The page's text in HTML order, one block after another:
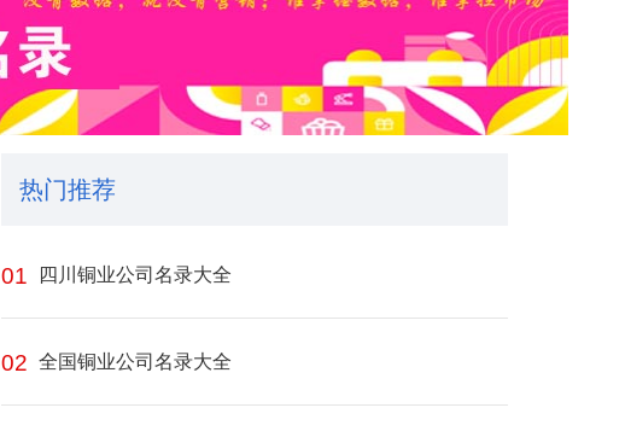
热门推荐
01 四川铜业公司名录大全
02 全国铜业公司名录大全